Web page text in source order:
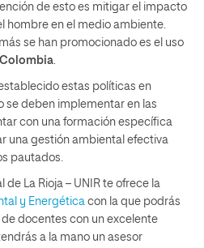
de esto es mitigar el impacto
hombre en el medio ambiente.
se han promocionado es el uso
estas políticas en
se deben implementar en las
con una formación específica
una gestión ambiental efectiva
pautados.
de La Rioja – UNIR te ofrece la
y Energética con la que podrás
docentes con un excelente
a la mano un asesor